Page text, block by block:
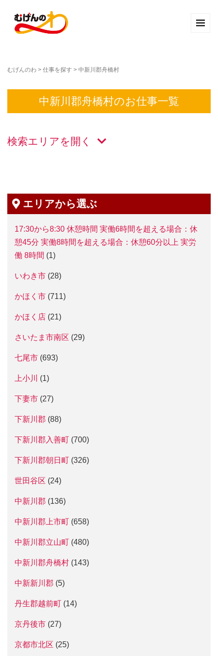
むげんのわ > 仕事を探す > 中新川郡舟橋村
中新川郡舟橋村のお仕事一覧
検索エリアを
エリアから選ぶ
17:30から8:30 休憩時間 実働6時間を超える場合：休
憩45分 実働8時間を超える場合：休憩60分以上 実労
働 8時間 (1)
いわき市 (28)
かほく市 (711)
かほく店 (21)
さいたま市南区 (29)
七尾市 (693)
上小川 (1)
下妻市 (27)
下新川郡 (88)
下新川郡入善町 (700)
下新川郡朝日町 (326)
世田谷区 (24)
中新川郡 (136)
中新川郡上市町 (658)
中新川郡立山町 (480)
中新川郡舟橋村 (143)
中新新川郡 (5)
丹生郡越前町 (14)
京丹後市 (27)
京都市北区 (25)